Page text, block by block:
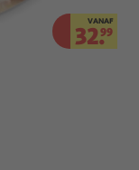
VANAF
32.99